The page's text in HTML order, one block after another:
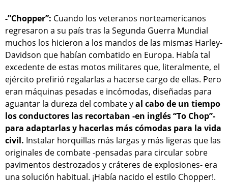
-”Chopper”: Cuando los veteranos norteamericanos
regresaron a su país tras la Segunda Guerra Mundial
muchos los hicieron a los mandos de las mismas Harley-
Davidson que habían combatido en Europa. Había tal
excedente de estas motos militares que, literalmente, el
ejército prefirió regalarlas a hacerse cargo de ellas. Pero
eran máquinas pesadas e incómodas, diseñadas para
aguantar la dureza del combate yal cabo de un tiempo
los conductores las recortaban -en inglés “To Chop”-
para adaptarlas y hacerlas más cómodas para la vida
civil. Instalar horquillas más largas y más ligeras que las
originales de combate -pensadas para circular sobre
pavimentos destrozados y cráteres de explosiones- era
una solución habitual. ¡Había nacido el estilo Chopper!.